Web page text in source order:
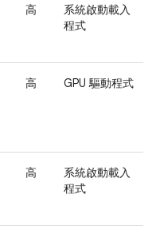
高
系統啟動載入
程式
高 GPU 驅動程式
高
系統啟動載入
程式